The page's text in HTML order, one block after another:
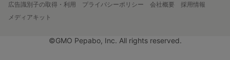
広告識別子の取得・利用
プライバシーポリシー 会社概要
採用情報
メディアキット
©GMO Pepabo, Inc. All rights reserved.